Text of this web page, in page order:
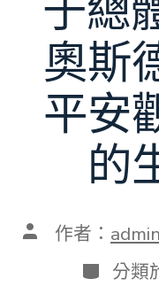
于總
奧斯
平安
的
文 作者： admin
分
類
分類